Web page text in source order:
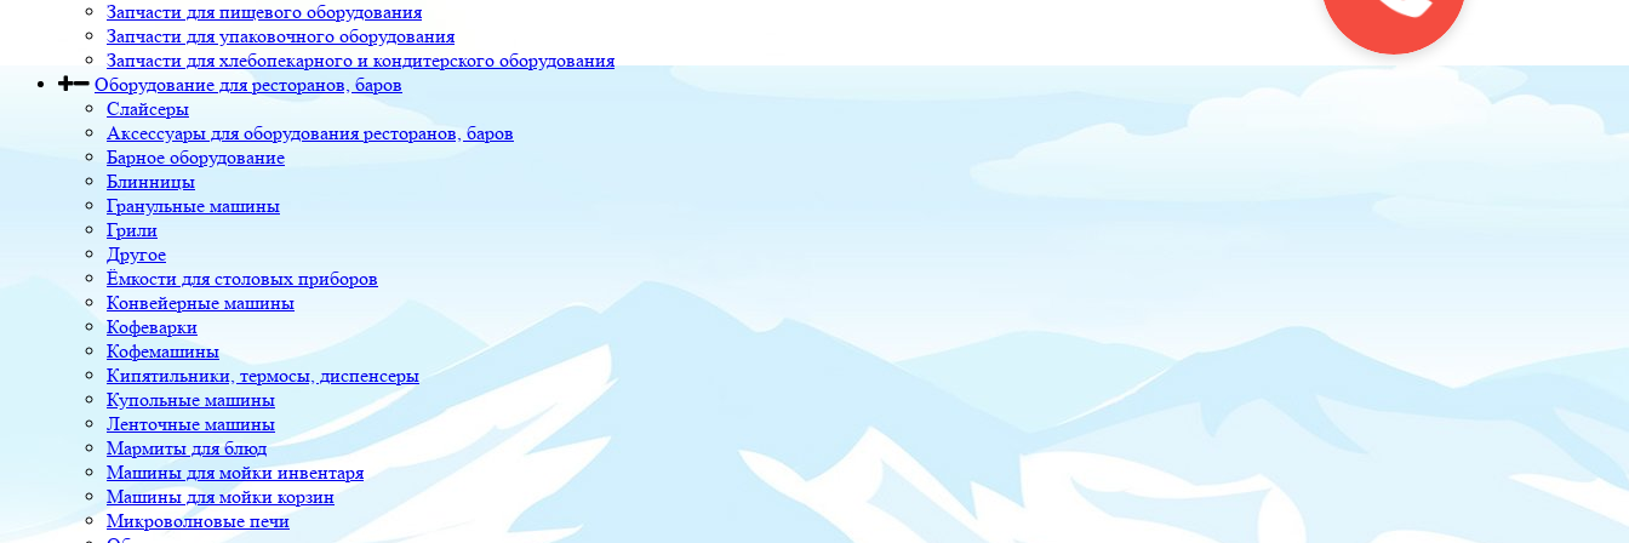
Запчасти для пищевого оборудования
Запчасти для упаковочного оборудования
Запчасти для хлебопекарного и кондитерского оборудования
Оборудование для ресторанов, баров
Слайсеры
Аксессуары для оборудования ресторанов, баров
Барное оборудование
Блинницы
Гранульные машины
Грили
Другое
Ёмкости для столовых приборов
Конвейерные машины
Кофеварки
Кофемашины
Кипятильники, термосы, диспенсеры
Купольные машины
Ленточные машины
Мармиты для блюд
Машины для мойки инвентаря
Машины для мойки корзин
Микроволновые печи